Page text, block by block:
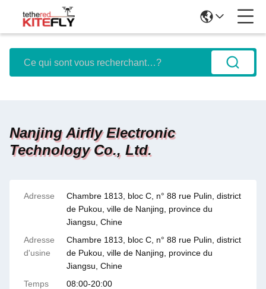
Nanjing Airfly Electronic
Technology Co., Ltd.
Adresse
Chambre 1813, bloc C, n° 88 rue Pulin, district
de Pukou, ville de Nanjing, province du
Jiangsu, Chine
Adresse
d'usine
Chambre 1813, bloc C, n° 88 rue Pulin, district
de Pukou, ville de Nanjing, province du
Jiangsu, Chine
Temps
08:00-20:00